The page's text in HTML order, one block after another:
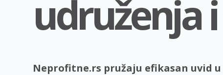
udruženja
Neprofitne.rs pružaju efikasan uvid